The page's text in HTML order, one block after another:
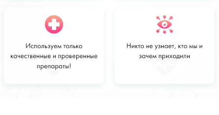
Стоимость
от 6 000 ₽/
Заказать